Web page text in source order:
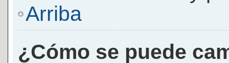
Arriba
¿Cómo se puede